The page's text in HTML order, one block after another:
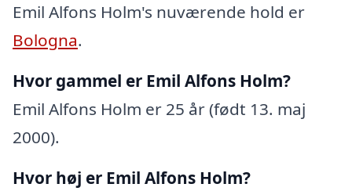
Emil Alfons Holm's nuværende hold er
Bologna.
Hvor gammel er Emil Alfons Holm?
Emil Alfons Holm er 25 år (født 13. maj
2000).
Hvor høj er Emil Alfons Holm?